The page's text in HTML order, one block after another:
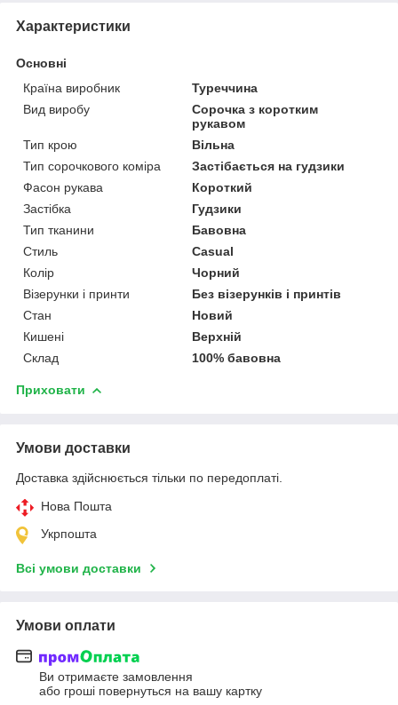
Характеристики
Основні
Країна виробник
Туреччина
Вид виробу
Сорочка з коротким
рукавом
Тип крою
Вільна
Тип сорочкового коміра
Застібається на гудзики
Фасон рукава
Короткий
Застібка
Гудзики
Тип тканини
Бавовна
Стиль
Casual
Колір
Чорний
Візерунки і принти
Без візерунків і принтів
Стан
Новий
Кишені
Верхній
Склад
100% бавовна
Приховати
Умови доставки
Доставка здійснюється тільки по передоплаті.
Нова Пошта
Укрпошта
Всі умови доставки
Умови оплати
Ви отримаєте замовлення
або гроші повернуться на вашу картку